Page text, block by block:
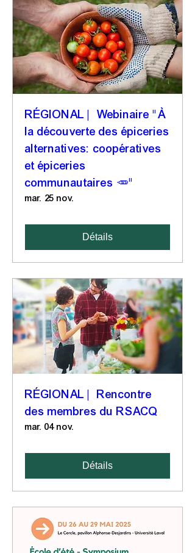
RÉGIONAL | Webinaire "À
la découverte des épiceries
alternatives: coopératives
et épiceries
communautaires 🥕"
mar. 25 nov.
Détails
RÉGIONAL | Rencontre
des membres du RSACQ
mar. 04 nov.
Détails